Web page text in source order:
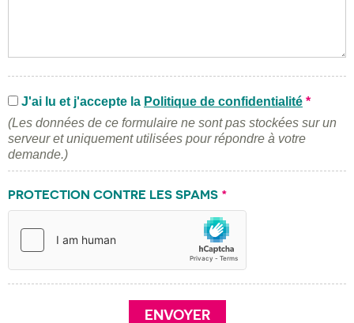
J'ai lu et j'accepte la Politique de confidentialité *
(Les données de ce formulaire ne sont pas stockées sur un
serveur et uniquement utilisées pour répondre à votre
demande.)
PROTECTION CONTRE LES SPAMS *
ENVOYER